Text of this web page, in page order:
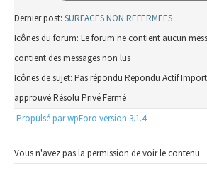
Dernier post: SURFACES NON REFERMEES
Icônes du forum: Le forum ne contient aucun
contient des messages non lus
Icônes de sujet: Pas répondu Repondu Actif
approuvéRésolu PrivéFermé
Propulsé par wpForo version 3.1.4
Vous n'avez pas la permission de voir le contenu